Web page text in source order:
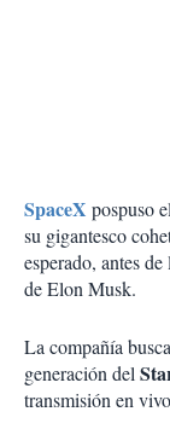
SpaceX pospuso
su gigantesco
esperado, antes
de Elon Musk.
La compañía
generación del
transmisión en